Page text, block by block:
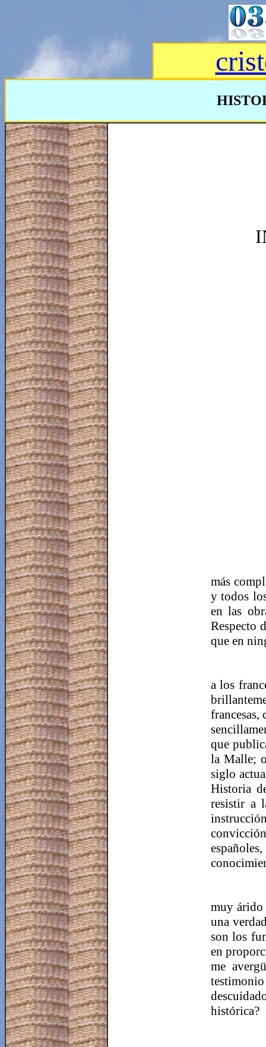
más
y todos
en las
Respecto
que en
a los
francesas,
que
la Malle;
siglo
Historia
resistir a
muy árido
una
son los
en
me
histórica?